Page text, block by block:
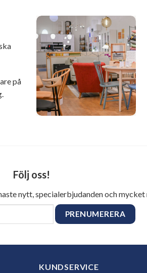
på
Följ oss!
nytt, specialerbjudanden och mycket
KUNDSERVICE